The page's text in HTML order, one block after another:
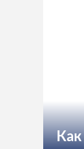
Как